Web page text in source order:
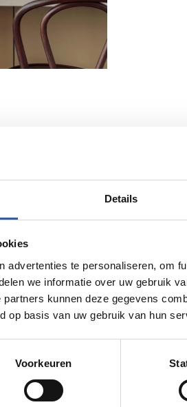
Details
advertenties te personaliseren, om
we informatie over uw gebruik
kunnen deze gegevens
op basis van uw gebruik van hun
Voorkeuren
betoverende lamp minstens zo
Hier schittert een
Van moderne lichtkunst tot
die voelt als een